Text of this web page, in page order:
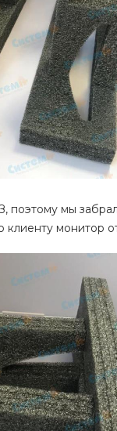
поэтому мы
клиенту монитор